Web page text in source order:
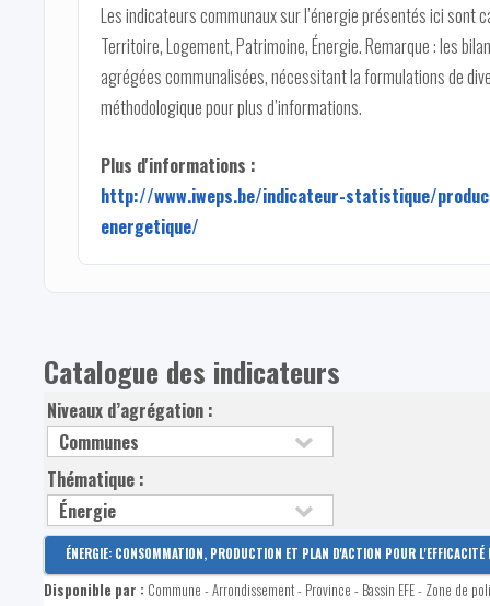
Les indicateurs communaux sur l’énergie présentés ici sont
Territoire, Logement, Patrimoine, Énergie. Remarque : les
agrégées communalisées, nécessitant la formulations de
méthodologique pour plus d’informations.
Plus d'informations :
http://www.iweps.be/indicateur-statistique/
energetique/
Catalogue des indicateurs
Niveaux d’agrégation :
Thématique :
ÉNERGIE: CONSOMMATION, PRODUCTION ET PLAN D'ACTION POUR L'EFFICACITÉ
Disponible par : Commune - Arrondissement - Province - Bassin EFE - Zone de